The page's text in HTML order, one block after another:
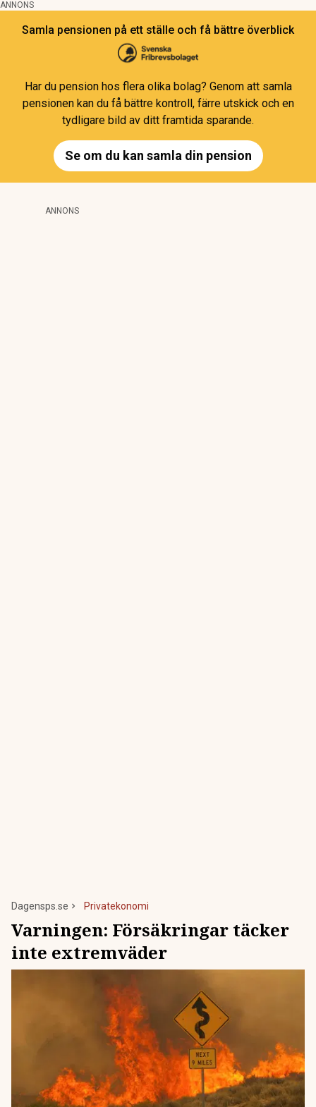
ANNONS
Samla pensionen på ett ställe och få bättre överblick
Har du pension hos flera olika bolag? Genom att samla
pensionen kan du få bättre kontroll, färre utskick och en
tydligare bild av ditt framtida sparande.
Se om du kan samla din pension
ANNONS
Dagensps.se Privatekonomi
Varningen: Försäkringar täcker
inte extremväder